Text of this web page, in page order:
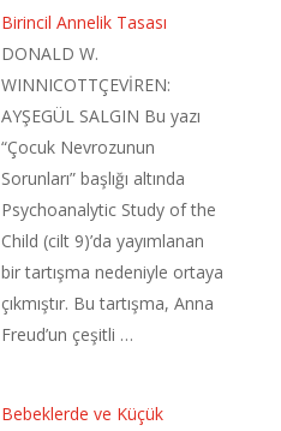
Birincil Annelik Tasası
DONALD W.
WINNICOTTÇEVİREN:
AYŞEGÜL SALGIN Bu yazı
“Çocuk Nevrozunun
Sorunları” başlığı altında
Psychoanalytic Study of the
Child (cilt 9)’da yayımlanan
bir tartışma nedeniyle ortaya
çıkmıştır. Bu tartışma, Anna
Freud’un çeşitli …
Bebeklerde ve Küçük